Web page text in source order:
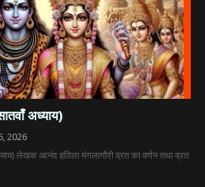
अध्याय)
2026
लेखक आनंद हठिला मंगलागौरी व्रत का वर्णन तथा व्रत